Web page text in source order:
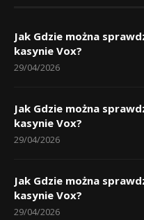
Jak Gdzie można
kasynie Vox?
29/04/2026
Jak Gdzie można
kasynie Vox?
29/04/2026
Jak Gdzie można
kasynie Vox?
29/04/2026